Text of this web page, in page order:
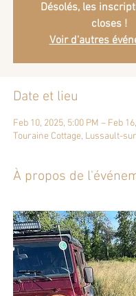
Désolés, les
closes !
Voir d'autres
Date et lieu
Feb 10, 2025, 5:00 PM – Feb
Touraine Cottage, Lussault-
À propos de